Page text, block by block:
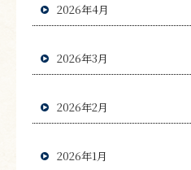
2026年4月
2026年3月
2026年2月
2026年1月